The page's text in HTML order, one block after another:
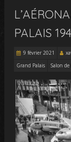
PALAIS
9 février 2021
Grand Palais
Salon